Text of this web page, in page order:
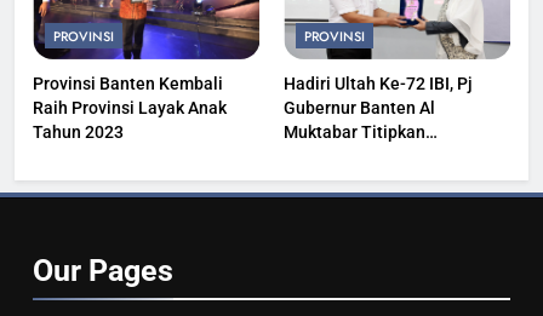
PROVINSI
Provinsi Banten Kembali
Raih Provinsi Layak Anak
Tahun 2023
PROVINSI
Hadiri Ultah Ke-72 IBI, Pj
Gubernur Banten Al
Muktabar Titipkan
Our Pages